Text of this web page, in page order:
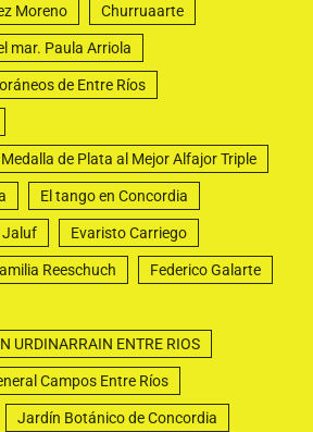
Moreno Churruaarte
mar. Paula Arriola
de Entre Ríos
de Plata al Mejor Alfajor Triple
El tango en Concordia
Jaluf Evaristo Carriego
Reeschuch Federico Galarte
URDINARRAIN ENTRE RIOS
Campos Entre Ríos
Jardín Botánico de Concordia